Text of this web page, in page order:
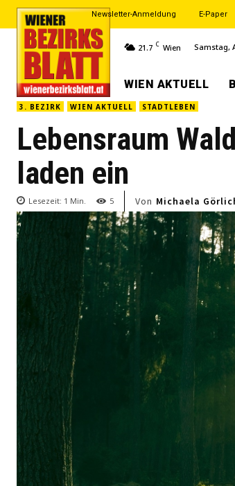
Newsletter-Anmeldung E-Paper
21.7 C Wien Samstag,
WIEN AKTUELL
3. BEZIRK WIEN AKTUELL STADTLEBEN
Lebensraum
laden ein
Lesezeit: 1 Min. 5 Von Michaela